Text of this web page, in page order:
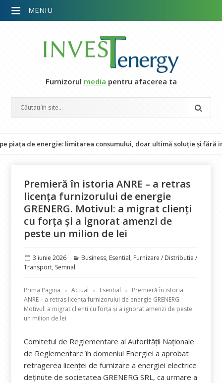
Furnizorul media pentru afacerea ta
energie: limitarea consumului, doar ultimă soluție și fără impact
Premieră în istoria ANRE – a retras
licența furnizorului de energie
GRENERG. Motivul: a migrat clienți
cu forța și a ignorat amenzi de
peste un milion de lei
Publicat
pe
3 iunie 2026 Categorii
Business, Esential, Furnizare / Distributie /
Transport, Semnal
Prima Pagina Actual Esential
Premieră în istoria
ANRE – a retras licența furnizorului de energie GRENERG.
Motivul: a migrat clienți cu forța și a ignorat amenzi de peste
un milion de lei
Comitetul de Reglementare al Autorității Naționale
de Reglementare în domeniul Energiei a aprobat
retragerea licenței de furnizare a energiei electrice
deținute de societatea GRENERG SRL, ca urmare a
MENIU